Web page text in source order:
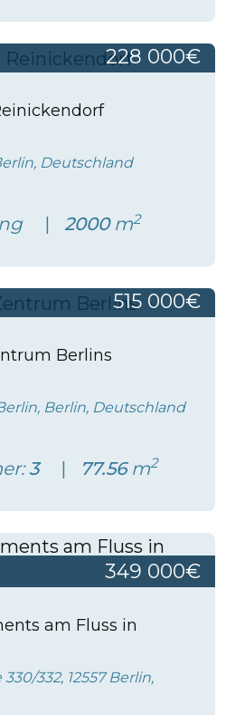
228 000€
Deutschland
2000m2
515 000€
Berlins
Berlin, Deutschland
3 77.56m2
349 000€
am Fluss in
332, 12557 Berlin,